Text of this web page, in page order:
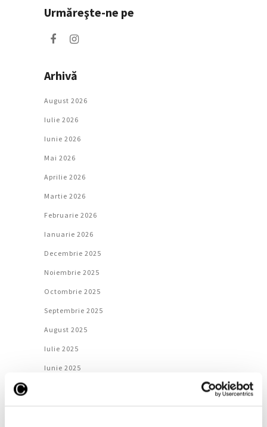
Urmăreşte-ne pe
Arhivă
August 2026
Iulie 2026
Iunie 2026
Mai 2026
Aprilie 2026
Martie 2026
Februarie 2026
Ianuarie 2026
Decembrie 2025
Noiembrie 2025
Octombrie 2025
Septembrie 2025
August 2025
Iulie 2025
Iunie 2025